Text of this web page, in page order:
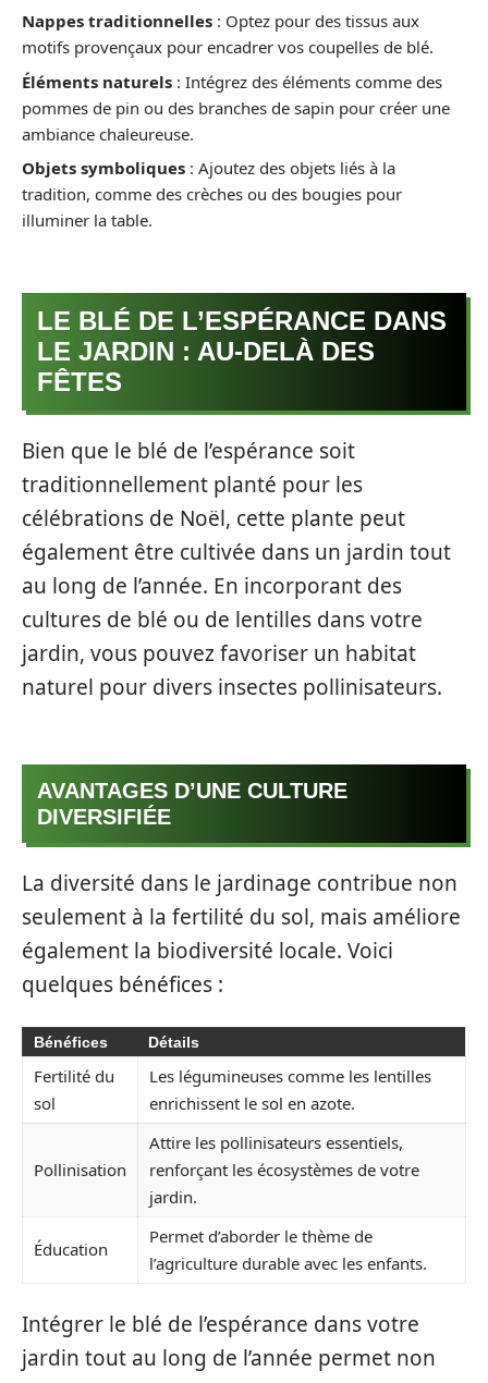
Nappes traditionnelles : Optez pour des tissus aux
motifs provençaux pour encadrer vos coupelles de blé.
Éléments naturels : Intégrez des éléments comme des
pommes de pin ou des branches de sapin pour créer une
ambiance chaleureuse.
Objets symboliques : Ajoutez des objets liés à la
tradition, comme des crèches ou des bougies pour
illuminer la table.
LE BLÉ DE L’ESPÉRANCE DANS
LE JARDIN : AU-DELÀ DES
FÊTES
Bien que le blé de l’espérance soit
traditionnellement planté pour les
célébrations de Noël, cette plante peut
également être cultivée dans un jardin tout
au long de l’année. En incorporant des
cultures de blé ou de lentilles dans votre
jardin, vous pouvez favoriser un habitat
naturel pour divers insectes pollinisateurs.
AVANTAGES D’UNE CULTURE
DIVERSIFIÉE
La diversité dans le jardinage contribue non
seulement à la fertilité du sol, mais améliore
également la biodiversité locale. Voici
quelques bénéfices :
Bénéfices Détails
Fertilité du
sol
Les légumineuses comme les lentilles
enrichissent le sol en azote.
Pollinisation
Attire les pollinisateurs essentiels,
renforçant les écosystèmes de votre
jardin.
Éducation
Permet d’aborder le thème de
l’agriculture durable avec les enfants.
Intégrer le blé de l’espérance dans votre
jardin tout au long de l’année permet non